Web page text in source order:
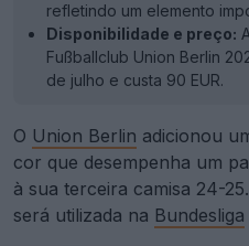
refletindo um elemento
Disponibilidade e preço:
Fußballclub Union Berlin
de julho e custa 90 EUR.
O Union Berlin adicionou
cor que desempenha um
à sua terceira camisa 24-
será utilizada na Bundesliga